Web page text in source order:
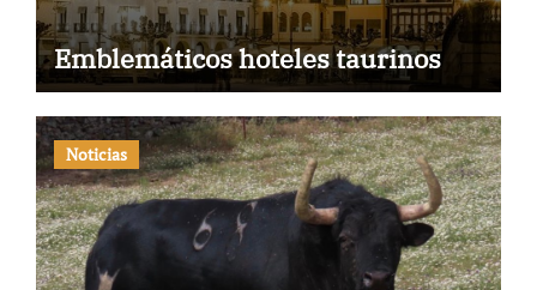
Emblemáticos hoteles taurinos
Noticias